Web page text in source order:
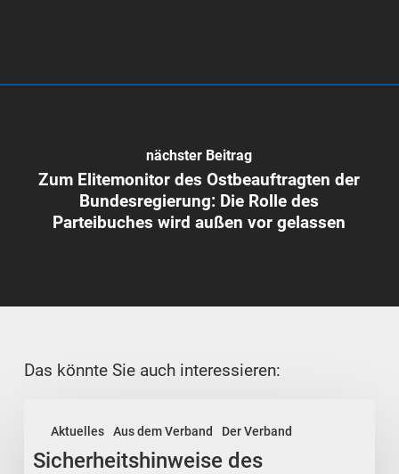
nächster Beitrag
Zum Elitemonitor des Ostbeauftragten der
Bundesregierung: Die Rolle des
Parteibuches wird außen vor gelassen
Das könnte Sie auch interessieren:
Aktuelles Aus dem Verband Der Verband
des
Bundesamtes
Sicherheitshinweise des